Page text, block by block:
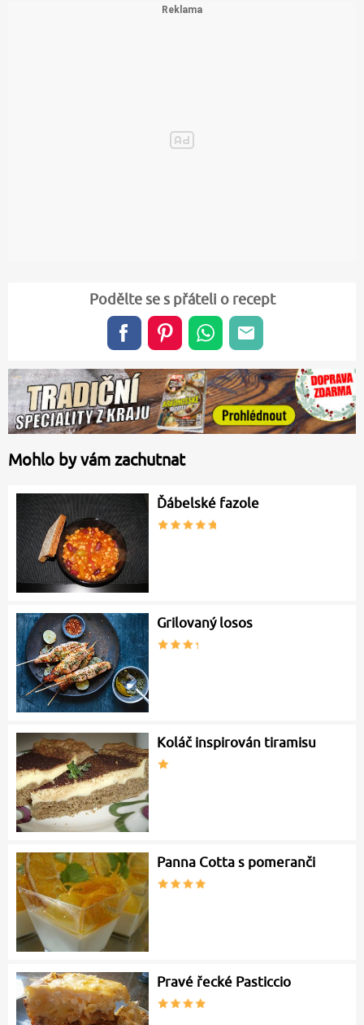
Podělte se s přáteli o recept
Mohlo by vám zachutnat
Ďábelské fazole
Grilovaný losos
Koláč inspirován tiramisu
Panna Cotta s pomeranči
Pravé řecké Pasticcio